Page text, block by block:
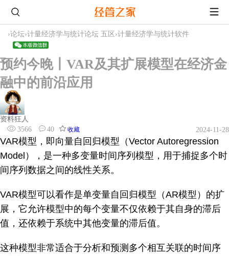
›论坛›计量经济学与统计论坛 五区 ›计量经济学与统计软件
预约今晚丨VAR及其扩展模型在经济金
融中的前沿应用
资料狂人
3566
40 收藏 2024-11-28
VAR模型，即向量自回归模型（Vector Autoregression
Model），是一种多变量时间序列模型，用于捕捉多个时
间序列数据之间的线性关系。
VAR模型可以看作是单变量自回归模型（AR模型）的扩
展，它允许模型中的每个变量不仅依赖于其自身的滞后
值，还依赖于系统中其他变量的滞后值。
这种模型非常适合于分析和预测多个相互关联的时间序